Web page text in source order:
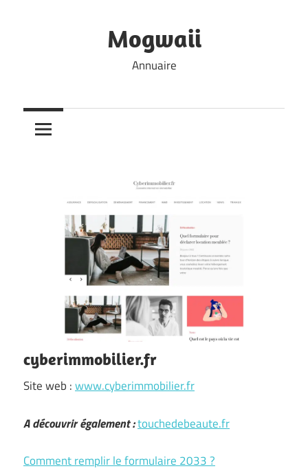
Mogwaii
Annuaire
cyberimmobilier.fr
Site web :www.cyberimmobilier.fr
A découvrir également :touchedebeaute.fr
Comment remplir le formulaire 2033 ?